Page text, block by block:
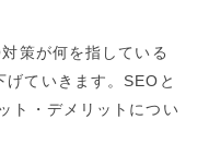
策が何を指している
ていきます。SEOと
ト・デメリットについ